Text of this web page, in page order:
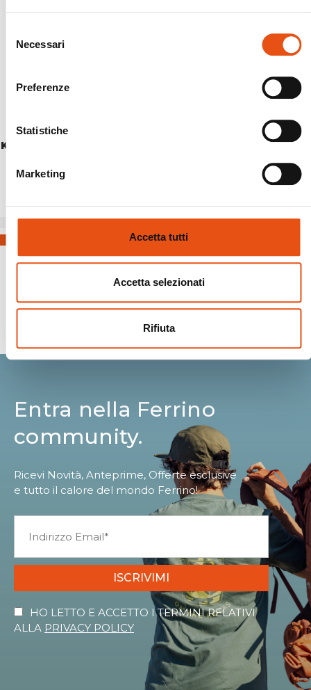
delNecessari
Preferenze
Statistiche
Marketing
Accetta tutti
Accetta selezionati
Rifiuta
KUNENE JACKET WOMAN
€199,90
Entra nella Ferrino
community.
Ricevi Novità, Anteprime, Offerte esclusive
e tutto il calore del mondo Ferrino!
ISCRIVIMI
HO LETTO E ACCETTO I TERMINI RELATIVI
ALLA PRIVACY POLICY